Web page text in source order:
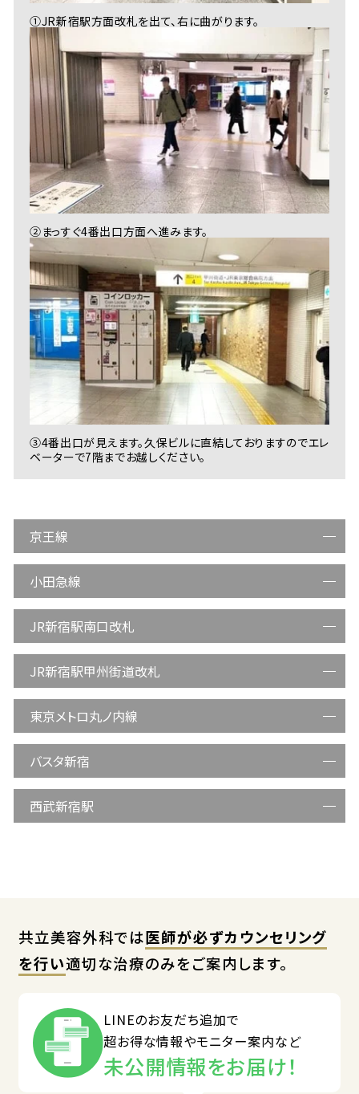
①JR新宿駅方面改札を出て、右に曲がります。
②まっすぐ4番出口方面へ進みます。
③4番出口が見えます。久保ビルに直結しておりますのでエレ
ベーターで7階までお越しください。
京王線
小田急線
JR新宿駅南口改札
JR新宿駅甲州街道改札
東京メトロ丸ノ内線
バスタ新宿
西武新宿駅
共立美容外科では医師が必ずカウンセリング
を行い適切な治療のみをご案内します。
LINEのお友だち追加で
超お得な情報やモニター案内など
未公開情報をお届け！